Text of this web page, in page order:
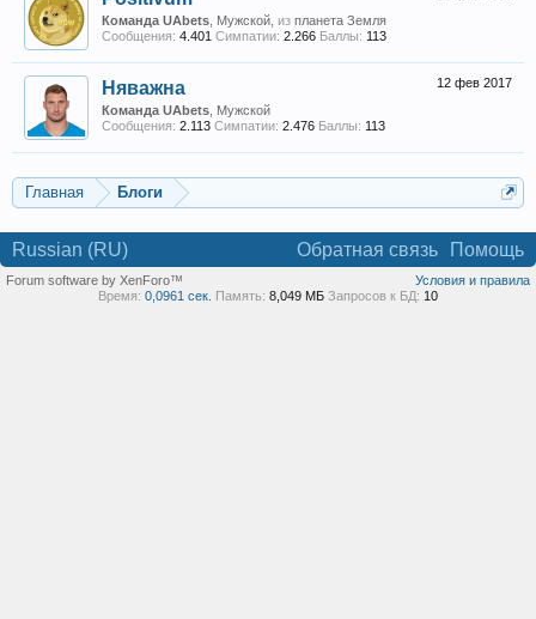
Команда UAbets , Мужской, из планета Земля
Сообщения: 4.401 Симпатии: 2.266 Баллы: 113
12 фев 2017
Няважна
Команда UAbets , Мужской
Сообщения: 2.113 Симпатии: 2.476 Баллы: 113
Главная Блоги
Russian (RU) Обратная связь Помощь
Условия и правила
Forum software by XenForo™
Время: 0,0961 сек. Память: 8,049 МБ Запросов к БД: 10